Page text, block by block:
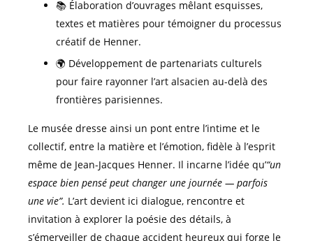
📚 Élaboration d’ouvrages mêlant esquisses,
textes et matières pour témoigner du processus
créatif de Henner.
🌍 Développement de partenariats culturels
pour faire rayonner l’art alsacien au-delà des
frontières parisiennes.
Le musée dresse ainsi un pont entre l’intime et le
collectif, entre la matière et l’émotion, fidèle à l’esprit
même de Jean-Jacques Henner. Il incarne l’idée qu’“un
espace bien pensé peut changer une journée — parfois
une vie”. L’art devient ici dialogue, rencontre et
invitation à explorer la poésie des détails, à
s’émerveiller de chaque accident heureux qui forge le